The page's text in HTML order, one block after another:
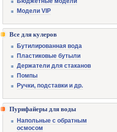
Модели VIP
Все для кулеров
Бутилированная вода
Пластиковые бутыли
Держатели для стаканов
Помпы
Ручки, подставки и др.
Пурифайеры для воды
Напольные с обратным
осмосом